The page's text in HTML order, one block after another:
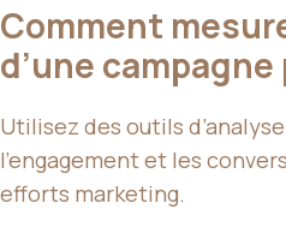
Comment
d’une
Utilisez des outils
l’engagement et les
efforts marketing.